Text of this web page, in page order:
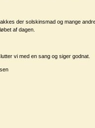
der solskinsmad og mange
af dagen.
vi med en sang og siger godnat.